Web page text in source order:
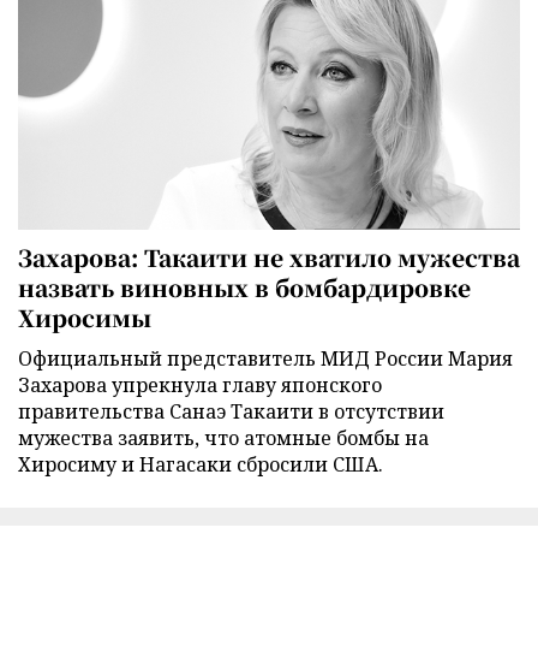
Захарова: Такаити не хватило мужества
назвать виновных в бомбардировке
Хиросимы
Официальный представитель МИД России Мария
Захарова упрекнула главу японского
правительства Санаэ Такаити в отсутствии
мужества заявить, что атомные бомбы на
Хиросиму и Нагасаки сбросили США.